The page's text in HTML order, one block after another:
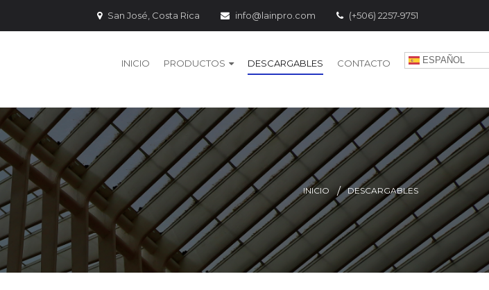
San José, Costa Rica info@lainpro.com (+506) 2257-9751
INICIO PRODUCTOS DESCARGABLES CONTACTO ESPAÑOL
INICIO DESCARGABLES